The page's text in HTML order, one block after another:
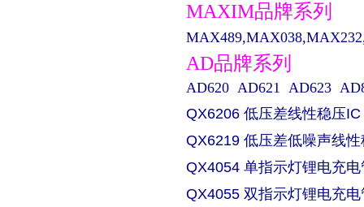
MAXIM品牌系列
AD品牌系列
AD620 AD621 AD623
QX6206 低压差线性稳压IC
QX6219 低压差低噪声线
QX4054 单指示灯锂电充
QX4055 双指示灯锂电充